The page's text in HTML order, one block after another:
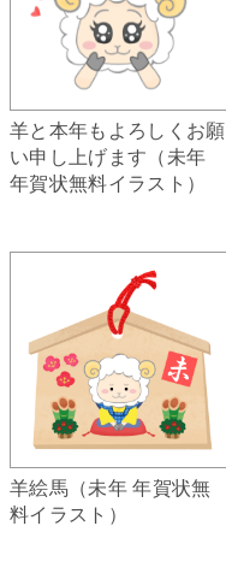
羊と本年もよろしくお願
い申し上げます（未年
年賀状無料イラスト）
羊絵馬（未年 年賀状無
料イラスト）